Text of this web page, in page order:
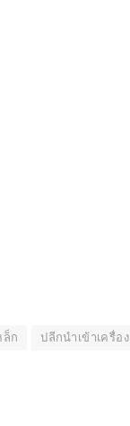
ล็ก ปลีกนำเข้าเครื่อง